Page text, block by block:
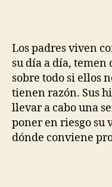
Los padres viven
su día a día, temen
sobre todo si ellos
tienen razón. Sus
llevar a cabo una
poner en riesgo su
dónde conviene